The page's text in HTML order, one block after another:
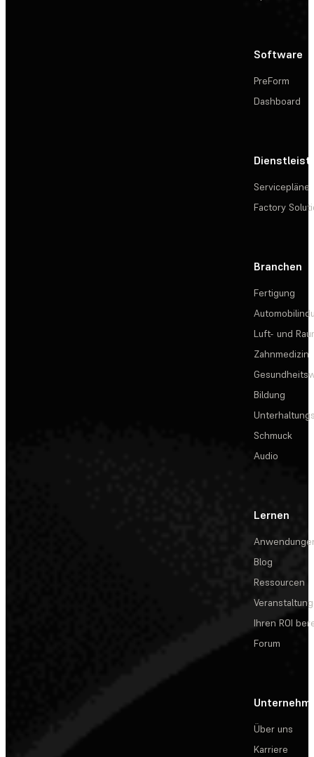
Software
PreForm
Dashboard
Servicepläne
Factory
Branchen
Fertigung
Luft- und
Zahnmedizin
Bildung
Schmuck
Audio
Lernen
Blog
Ressourcen
Ihren ROI
Forum
Über uns
Karriere